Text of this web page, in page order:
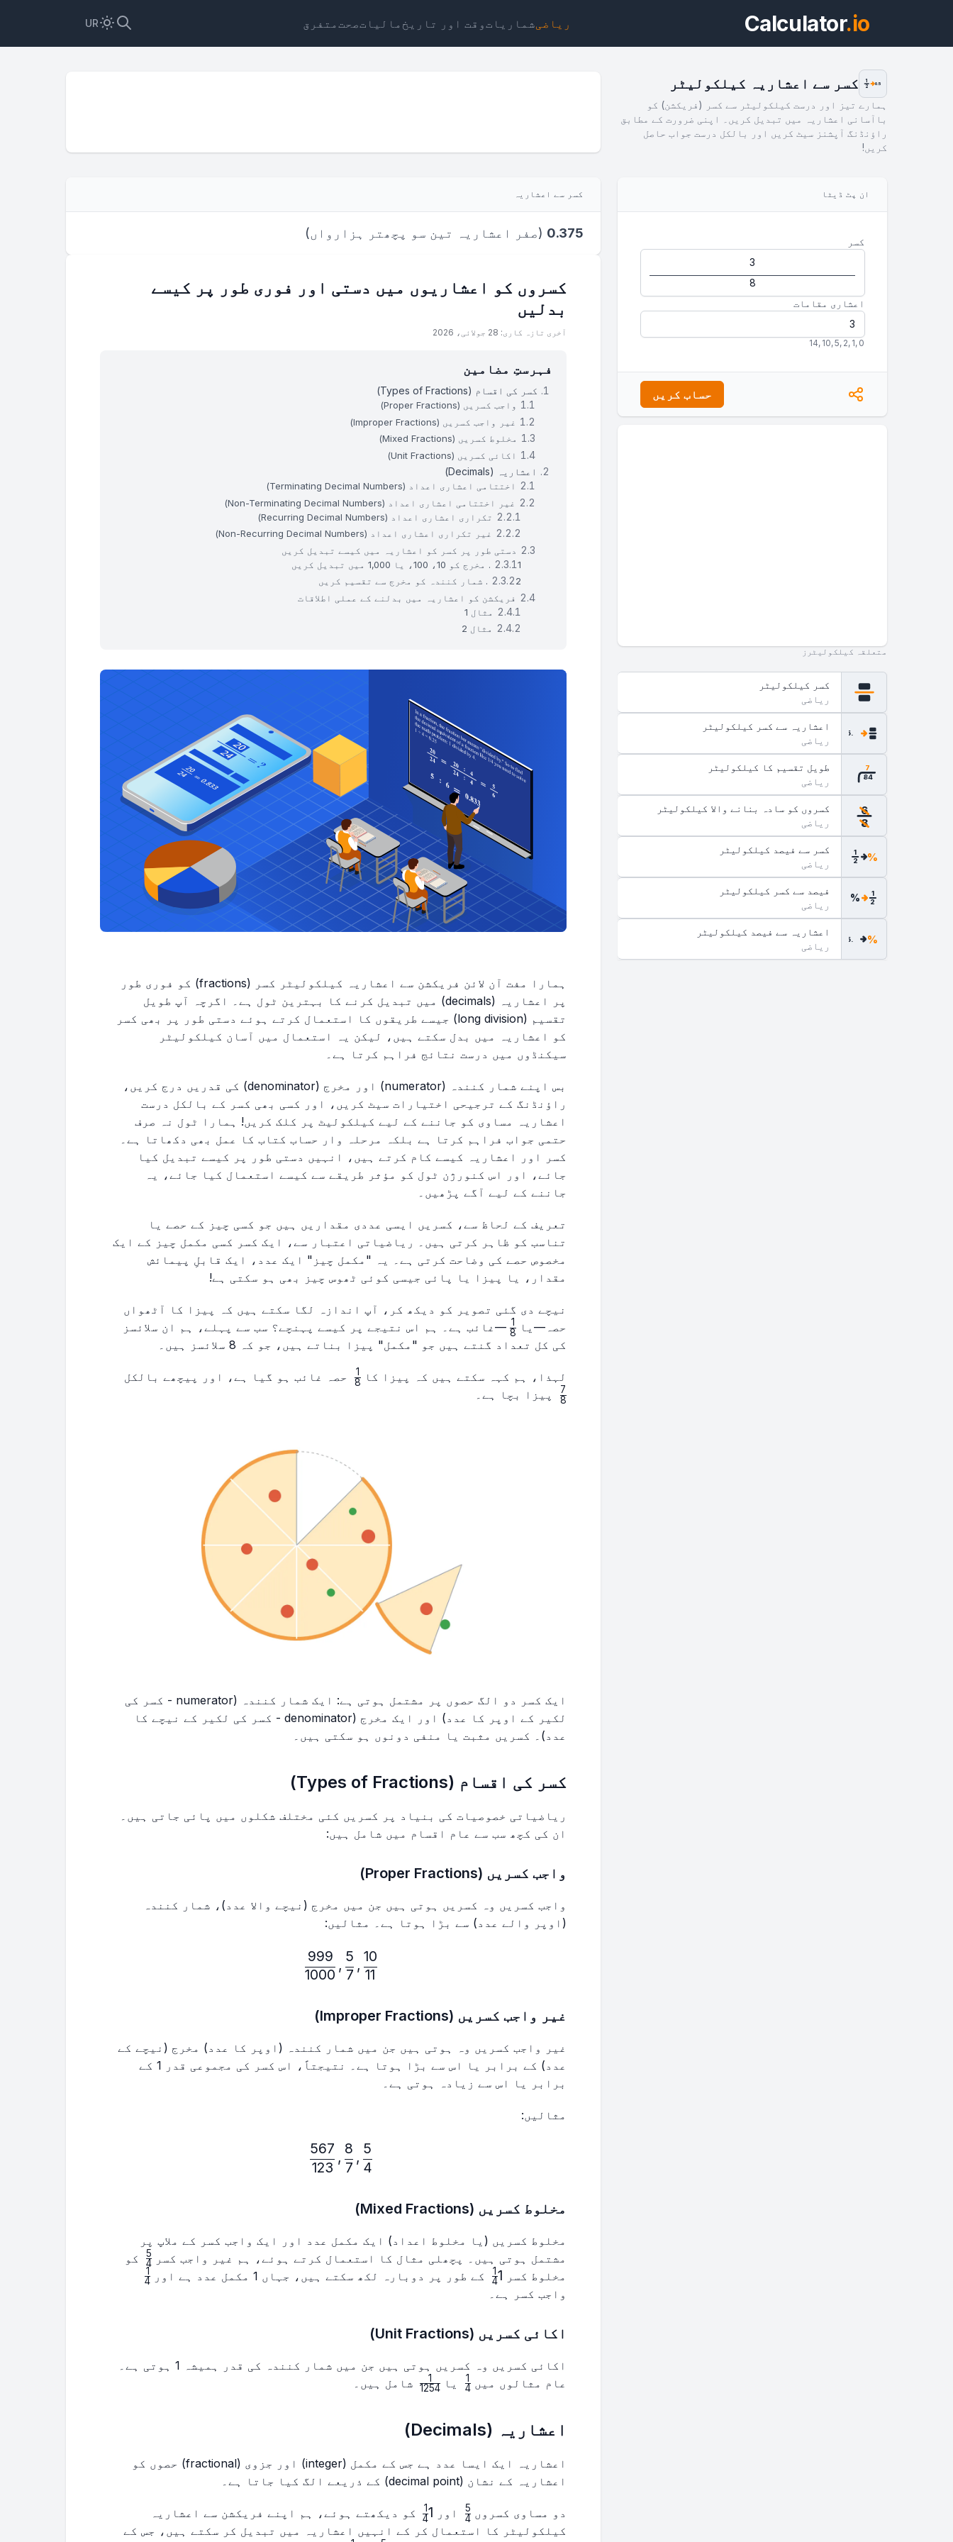
Calculator.io ریاضیشماریاتوقت اور تاریخ مالیاتصحتمتفرق UR
پیش منظر کسر سے اعشاریہ کیلکولیٹر — Calculator.io
1
2
0.5 کسر سے اعشاریہ کیلکولیٹر
ہمارے تیز اور درست کیلکولیٹر سے کسر (فریکشن) کو
باآسانی اعشاریہ میں تبدیل کریں۔ اپنی ضرورت کے مطابق
راؤنڈنگ آپشنز سیٹ کریں اور بالکل درست جواب حاصل
کریں!
ان پٹ ڈیٹا
کسر
اعشاری مقامات
0
,
1
,
2
,
5
,
10
,
14
حساب کریں
متعلقہ کیلکولیٹرز
کسر کیلکولیٹر
ریاضی
.5
اعشاریہ سے کسر کیلکولیٹر
ریاضی
84
7
طویل تقسیم کا کیلکولیٹر
ریاضی
6
8
کسروں کو سادہ بنانے والا کیلکولیٹر
ریاضی
1
2 %
کسر سے فیصد کیلکولیٹر
ریاضی
% 1
2
فیصد سے کسر کیلکولیٹر
ریاضی
.5 %
اعشاریہ سے فیصد کیلکولیٹر
ریاضی
کسر سے اعشاریہ
0.375
(صفر اعشاریہ تین سو پچھتر ہزارواں)
کسروں کو اعشاریوں میں دستی اور فوری طور پر کیسے
بدلیں
آخری تازہ کاری: 28 جولائی، 2026
فہرستِ مضامین
کسر کی اقسام (Types of Fractions)
واجب کسریں (Proper Fractions)
غیر واجب کسریں (Improper Fractions)
مخلوط کسریں (Mixed Fractions)
اکائی کسریں (Unit Fractions)
اعشاریہ (Decimals)
اختتامی اعشاری اعداد (Terminating Decimal Numbers)
غیر اختتامی اعشاری اعداد (Non-Terminating Decimal Numbers)
تکراری اعشاری اعداد (Recurring Decimal Numbers)
غیر تکراری اعشاری اعداد (Non-Recurring Decimal Numbers)
دستی طور پر کسر کو اعشاریہ میں کیسے تبدیل کریں
1. مخرج کو 10، 100، یا 1,000 میں تبدیل کریں
2. شمار کنندہ کو مخرج سے تقسیم کریں
فریکشن کو اعشاریہ میں بدلنے کے عملی اطلاقات
مثال 1
مثال 2
ہمارا مفت آن لائن فریکشن سے اعشاریہ کیلکولیٹر کسر (fractions) کو فوری طور
پر اعشاریہ (decimals) میں تبدیل کرنے کا بہترین ٹول ہے۔ اگرچہ آپ طویل
تقسیم (long division) جیسے طریقوں کا استعمال کرتے ہوئے دستی طور پر بھی کسر
کو اعشاریہ میں بدل سکتے ہیں، لیکن یہ استعمال میں آسان کیلکولیٹر
سیکنڈوں میں درست نتائج فراہم کرتا ہے۔
بس اپنے شمار کنندہ (numerator) اور مخرج (denominator) کی قدریں درج کریں،
راؤنڈنگ کے ترجیحی اختیارات سیٹ کریں، اور کسی بھی کسر کے بالکل درست
اعشاریہ مساوی کو جاننے کے لیے کیلکولیٹ پر کلک کریں! ہمارا ٹول نہ صرف
حتمی جواب فراہم کرتا ہے بلکہ مرحلہ وار حساب کتاب کا عمل بھی دکھاتا ہے۔
کسر اور اعشاریہ کیسے کام کرتے ہیں، انہیں دستی طور پر کیسے تبدیل کیا
جائے، اور اس کنورژن ٹول کو مؤثر طریقے سے کیسے استعمال کیا جائے، یہ
جاننے کے لیے آگے پڑھیں۔
تعریف کے لحاظ سے، کسریں ایسی عددی مقداریں ہیں جو کسی چیز کے حصے یا
تناسب کو ظاہر کرتی ہیں۔ ریاضیاتی اعتبار سے، ایک کسر کسی مکمل چیز کے ایک
مخصوص حصے کی وضاحت کرتی ہے۔ یہ "مکمل چیز" ایک عدد، ایک قابلِ پیمائش
مقدار، یا پیزا یا پائی جیسی کوئی ٹھوس چیز بھی ہو سکتی ہے!
نیچے دی گئی تصویر کو دیکھ کر، آپ اندازہ لگا سکتے ہیں کہ پیزا کا آٹھواں
حصہ—یا
\frac{1}
{8}
8
1 —غائب ہے۔ ہم اس نتیجے پر کیسے پہنچے؟ سب سے پہلے، ہم ان سلائسز
کی کل تعداد گنتے ہیں جو "مکمل" پیزا بناتے ہیں، جو کہ 8 سلائسز ہیں۔
لہذا، ہم کہہ سکتے ہیں کہ پیزا کا
\frac{1}8
1 حصہ غائب ہو گیا ہے، اور پیچھے بالکل
8
7 پیزا بچا ہے۔
ایک کسر دو الگ حصوں پر مشتمل ہوتی ہے: ایک شمار کنندہ (numerator - کسر کی
لکیر کے اوپر کا عدد) اور ایک مخرج (denominator - کسر کی لکیر کے نیچے کا
عدد)۔ کسریں مثبت یا منفی دونوں ہو سکتی ہیں۔
کسر کی اقسام (Types of Fractions)
ریاضیاتی خصوصیات کی بنیاد پر کسریں کئی مختلف شکلوں میں پائی جاتی ہیں۔
ان کی کچھ سب سے عام اقسام میں شامل ہیں:
واجب کسریں (Proper Fractions)
واجب کسریں وہ کسریں ہوتی ہیں جن میں مخرج (نیچے والا عدد)، شمار کنندہ
(اوپر والے عدد) سے بڑا ہوتا ہے۔ مثالیں:
11
10
,
7
5
,
1000
999
غیر واجب کسریں (Improper Fractions)
غیر واجب کسریں وہ ہوتی ہیں جن میں شمار کنندہ (اوپر کا عدد) مخرج (نیچے کے
عدد) کے برابر یا اس سے بڑا ہوتا ہے۔ نتیجتاً، اس کسر کی مجموعی قدر 1 کے
برابر یا اس سے زیادہ ہوتی ہے۔
مثالیں:
4
5
,
7
8
,
123
567
مخلوط کسریں (Mixed Fractions)
مخلوط کسریں (یا مخلوط اعداد) ایک مکمل عدد اور ایک واجب کسر کے ملاپ پر
مشتمل ہوتی ہیں۔ پچھلی مثال کا استعمال کرتے ہوئے، ہم غیر واجب کسر
\frac{5}
{4}
4
5
کو
مخلوط کسر
1\frac{1}
{4}
1
4
1 کے طور پر دوبارہ لکھ سکتے ہیں، جہاں 1 مکمل عدد ہے اور
\frac{1}4
1
واجب کسر ہے۔
اکائی کسریں (Unit Fractions)
اکائی کسریں وہ کسریں ہوتی ہیں جن میں شمار کنندہ کی قدر ہمیشہ 1 ہوتی ہے۔
عام مثالوں میں
\frac{1}4
1 یا
\frac{1}
1254
1 شامل ہیں۔
اعشاریہ (Decimals)
اعشاریہ ایک ایسا عدد ہے جس کے مکمل (integer) اور جزوی (fractional) حصوں کو
اعشاریہ کے نشان (decimal point) کے ذریعے الگ کیا جاتا ہے۔
دو مساوی کسروں
\frac{5}
{4}
4
5 اور
1\frac{1}
{4}
1
4
1
کو دیکھتے ہوئے، ہم اپنے فریکشن سے اعشاریہ
کیلکولیٹر کا استعمال کر کے انہیں اعشاریہ میں تبدیل کر سکتے ہیں، جس کے